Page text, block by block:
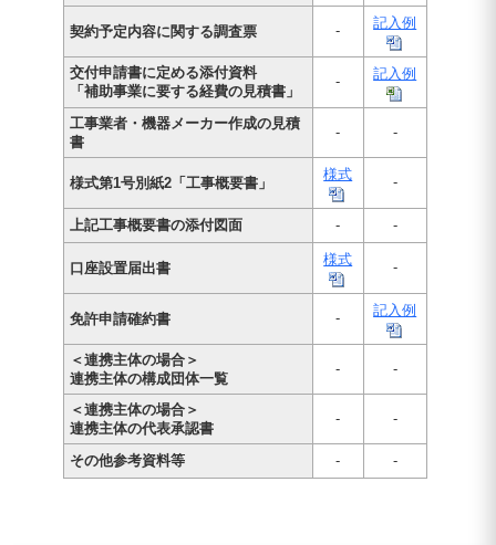
契約予定内容に関する調査票 - 記入例
交付申請書に定める添付資料
「補助事業に要する経費の見積書」
- 記入例
工事業者・機器メーカー作成の見積
書
- -
様式第1号別紙2「工事概要書」
様式 -
上記工事概要書の添付図面 - -
口座設置届出書
様式 -
免許申請確約書 - 記入例
＜連携主体の場合＞
連携主体の構成団体一覧
- -
＜連携主体の場合＞
連携主体の代表承認書
- -
その他参考資料等 - -